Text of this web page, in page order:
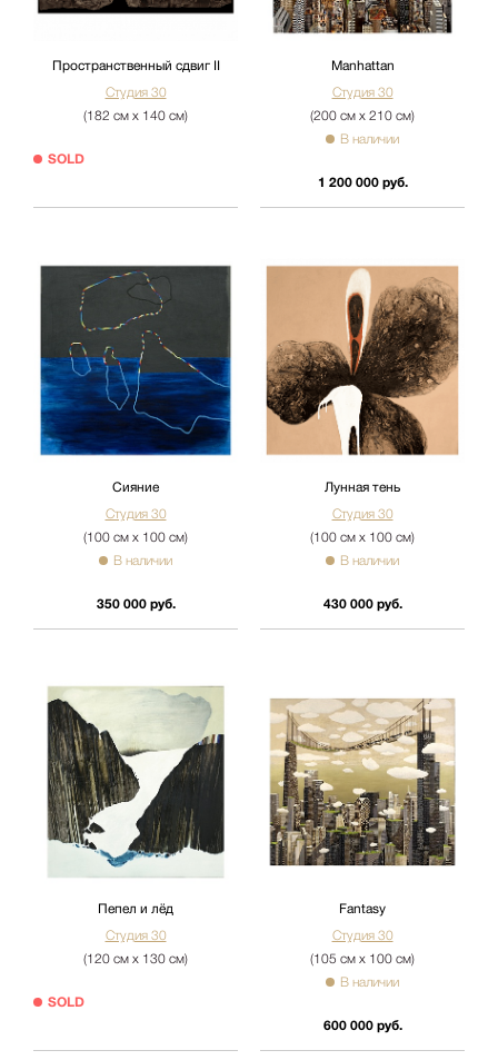
Пространственный сдвиг II
Студия 30
(182 см х 140 см)
SOLD
Manhattan
Студия 30
(200 см х 210 см)
В наличии
1 200 000 руб.
Сияние
Студия 30
(100 см х 100 см)
В наличии
350 000 руб.
Лунная тень
Студия 30
(100 см х 100 см)
В наличии
430 000 руб.
Пепел и лёд
Студия 30
(120 см х 130 см)
SOLD
Fantasy
Студия 30
(105 см х 100 см)
В наличии
600 000 руб.